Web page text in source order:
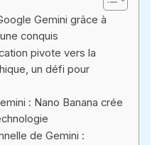
Gemini grâce à
conquis
pivote vers la
un défi pour
: Nano Banana crée
de Gemini :